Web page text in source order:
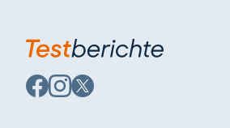
Auf
Facebook
Auf
Instagram
Auf
X